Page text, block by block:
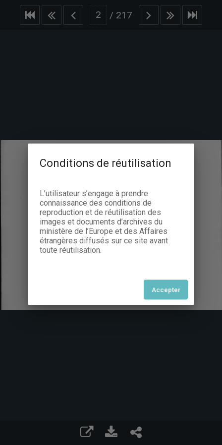
/ 217
Conditions de réutilisation
L’utilisateur s’engage à prendre
connaissance des conditions de
reproduction et de réutilisation des
images et documents d’archives du
ministère de l’Europe et des Affaires
étrangères diffusés sur ce site avant
toute réutilisation.